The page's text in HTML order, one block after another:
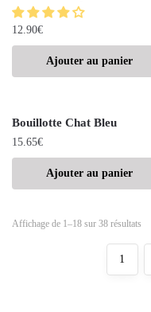
12.90€
Ajouter au panier
Bouillotte Chat Bleu
15.65€
Ajouter au panier
Affichage de 1–18 sur 38 résultats
1